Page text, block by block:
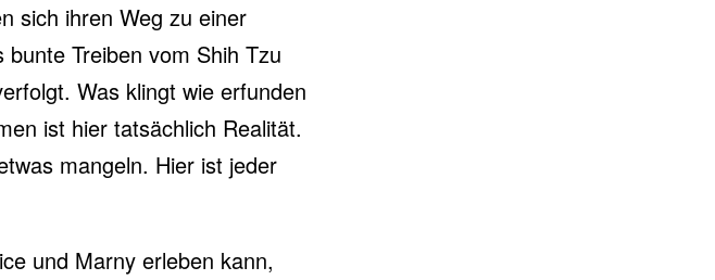
sich ihren Weg zu einer
Treiben vom Shih Tzu
Was klingt wie erfunden
ist hier tatsächlich Realität.
mangeln. Hier ist jeder
und Marny erleben kann,